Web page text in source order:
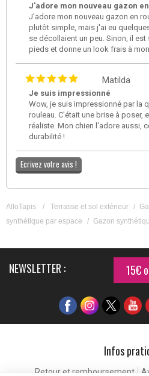
J'adore mon nouveau gazon
J'adore mon nouveau gazon en
plutôt simple, mais j'ai eu
se décollaient un peu. Sinon, il
pieds et donne un look frais à
Matilda
Je suis impressionné
Wow, je suis impressionné par la
rouleau. C'était une brise à poser,
réaliste. Mon chien l'adore aussi,
durabilité !
Ecrivez votre avis !
AlloTapis / Terrasse et sol extérieur /
synthétique par espace
/ Gazon
NEWSLETTER : 15€
Infos
Retour et remboursement